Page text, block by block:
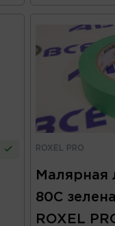
ROXEL PRO
Малярная
80C
ROXEL